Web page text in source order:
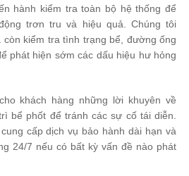
hành kiểm tra toàn bộ hệ thống để
trơn tru và hiệu quả. Chúng tôi
còn kiểm tra tình trạng bể, đường ống
phát hiện sớm các dấu hiệu hư hỏng
khách hàng những lời khuyên về
bể phốt để tránh các sự cố tái diễn.
cấp dịch vụ bảo hành dài hạn và
24/7 nếu có bất kỳ vấn đề nào phát